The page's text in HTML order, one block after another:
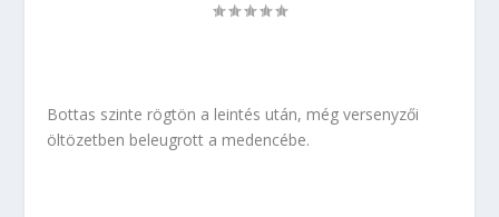
Bottas szinte rögtön a leintés után, még versenyzői
öltözetben beleugrott a medencébe.